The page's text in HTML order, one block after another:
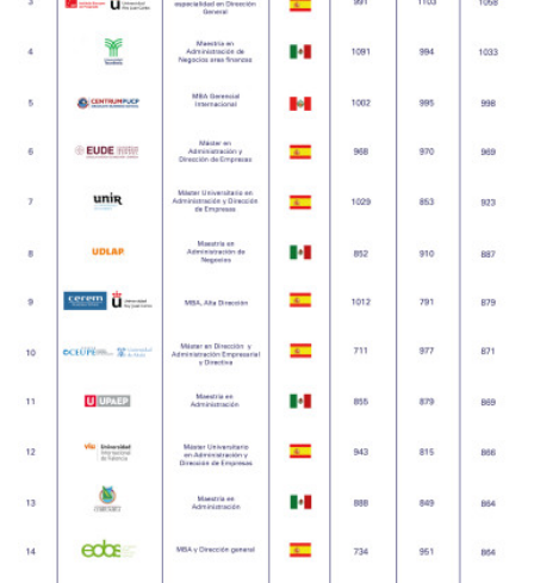
SUB RANKING FORMACIÓN 2018